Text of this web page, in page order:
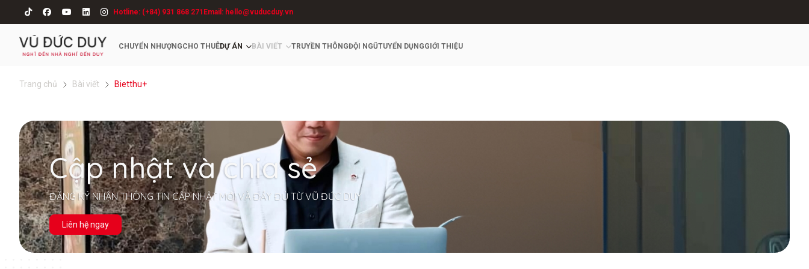
Hotline: (+84) 931 868 271 Email: hello@vuducduy.vn
CHUYỂN NHƯỢNGCHO THUÊDỰ ÁN BÀI VIẾT TRUYỀN THÔNGĐỘI NGŨTUYỂN DỤNGGIỚI THIỆU
Trang chủ Bài viết Bietthu+
Cập nhật và chia sẻ
ĐĂNG KÝ NHẬN THÔNG TIN CẬP NHẬT MỚI VÀ ĐẦY ĐỦ TỪ VŨ ĐỨC DUY
Liên hệ ngay